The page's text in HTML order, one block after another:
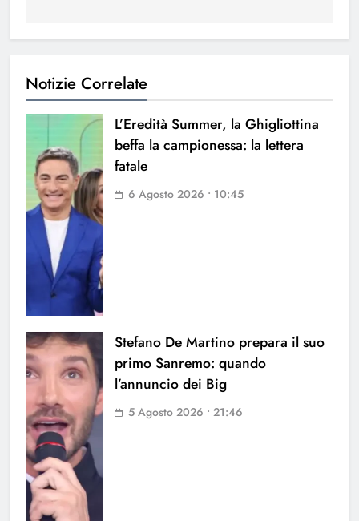
Notizie Correlate
L’Eredità Summer, la Ghigliottina
beffa la campionessa: la lettera
fatale
6 Agosto 2026 • 10:45
Stefano De Martino prepara il suo
primo Sanremo: quando
l’annuncio dei Big
5 Agosto 2026 • 21:46